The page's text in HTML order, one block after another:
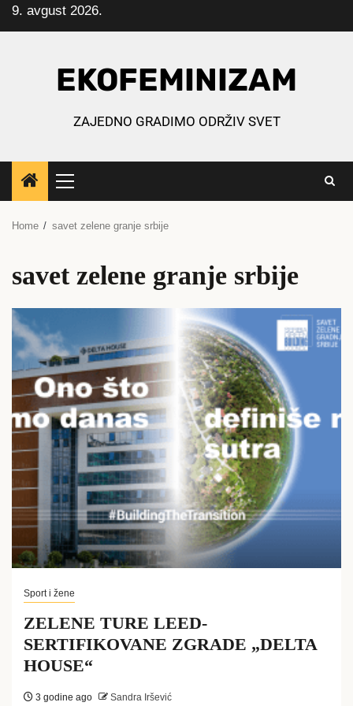
Skip
to
9. avgust 2026.
EKOFEMINIZAM
ZAJEDNO GRADIMO ODRŽIV SVET
Primary
Menu
Home savet zelene granje srbije
savet zelene granje srbije
Sport i žene
ZELENE TURE LEED-
SERTIFIKOVANE ZGRADE „DELTA
HOUSE“
3 godine ago Sandra Iršević